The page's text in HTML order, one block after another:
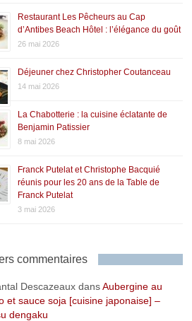
Restaurant Les Pêcheurs au Cap
d’Antibes Beach Hôtel : l’élégance du goût
26 mai 2026
Déjeuner chez Christopher Coutanceau
14 mai 2026
La Chabotterie : la cuisine éclatante de
Benjamin Patissier
8 mai 2026
Franck Putelat et Christophe Bacquié
réunis pour les 20 ans de la Table de
Franck Putelat
3 mai 2026
commentaires
DescazeauxdansAubergine au
et sauce soja [cuisine japonaise] –
dengaku